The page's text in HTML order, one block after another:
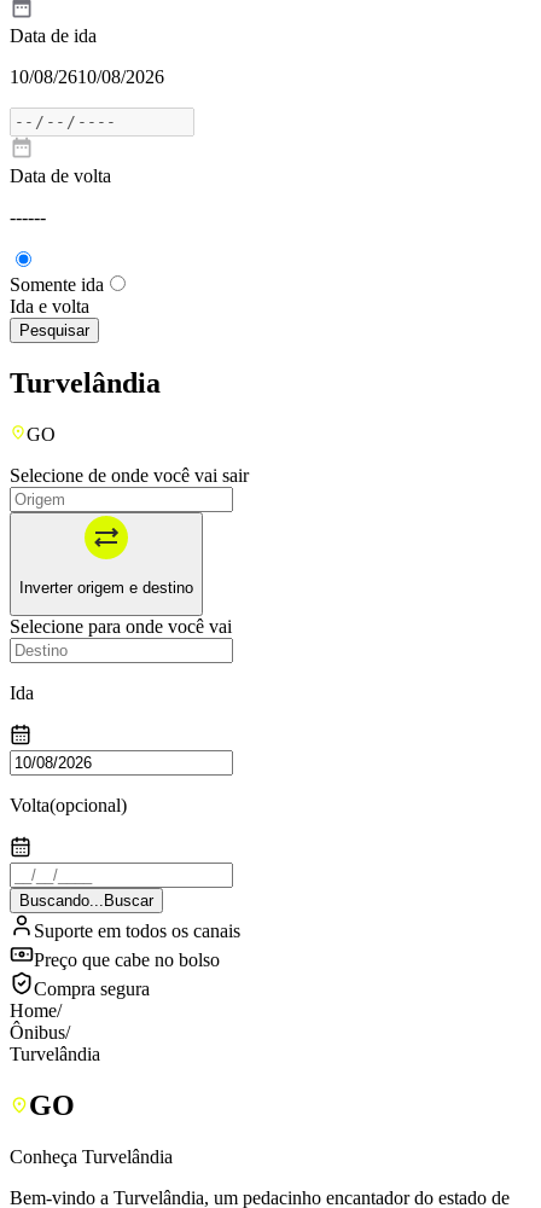
Data de ida
10/08/2610/08/2026
Data de volta
------
Somente ida
Ida e volta
Pesquisar
Turvelândia
GO
Selecione de onde você vai sair
Inverter origem e destino
Selecione para onde você vai
Ida
Volta(opcional)
Buscando... Buscar
Suporte em todos os canais
Preço que cabe no bolso
Compra segura
Home/
Ônibus/
Turvelândia
GO
Conheça Turvelândia
Bem-vindo a Turvelândia, um pedacinho encantador do estado de